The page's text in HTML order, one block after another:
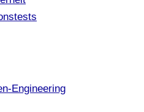
Engineering